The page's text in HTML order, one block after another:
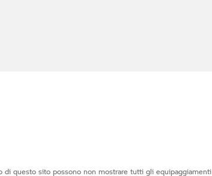
di questo sito possono non mostrare tutti gli equipaggiamenti